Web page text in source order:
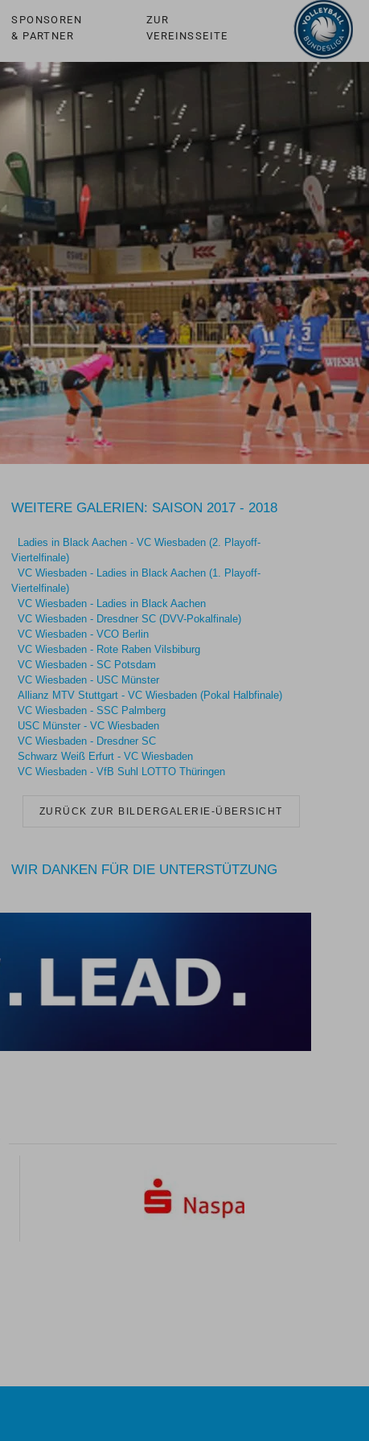
SPONSOREN
& PARTNER
ZUR
VEREINSSEITE
WEITERE GALERIEN: SAISON 2017 - 2018
Ladies in Black Aachen - VC Wiesbaden (2. Playoff-
Viertelfinale)
VC Wiesbaden - Ladies in Black Aachen (1. Playoff-
Viertelfinale)
VC Wiesbaden - Ladies in Black Aachen
VC Wiesbaden - Dresdner SC (DVV-Pokalfinale)
VC Wiesbaden - VCO Berlin
VC Wiesbaden - Rote Raben Vilsbiburg
VC Wiesbaden - SC Potsdam
VC Wiesbaden - USC Münster
Allianz MTV Stuttgart - VC Wiesbaden (Pokal Halbfinale)
VC Wiesbaden - SSC Palmberg
USC Münster - VC Wiesbaden
VC Wiesbaden - Dresdner SC
Schwarz Weiß Erfurt - VC Wiesbaden
VC Wiesbaden - VfB Suhl LOTTO Thüringen
ZURÜCK ZUR BILDERGALERIE-ÜBERSICHT
WIR DANKEN FÜR DIE UNTERSTÜTZUNG